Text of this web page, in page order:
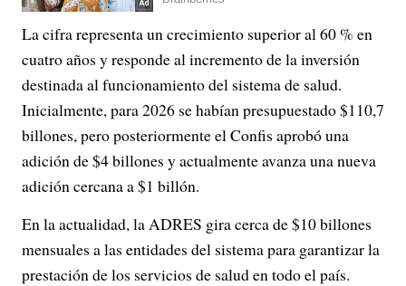
La cifra representa un crecimiento superior al 60 % en
cuatro años y responde al incremento de la inversión
destinada al funcionamiento del sistema de salud.
Inicialmente, para 2026 se habían presupuestado $110,7
billones, pero posteriormente el Confis aprobó una
adición de $4 billones y actualmente avanza una nueva
adición cercana a $1 billón.
En la actualidad, la ADRES gira cerca de $10 billones
mensuales a las entidades del sistema para garantizar la
prestación de los servicios de salud en todo el país.